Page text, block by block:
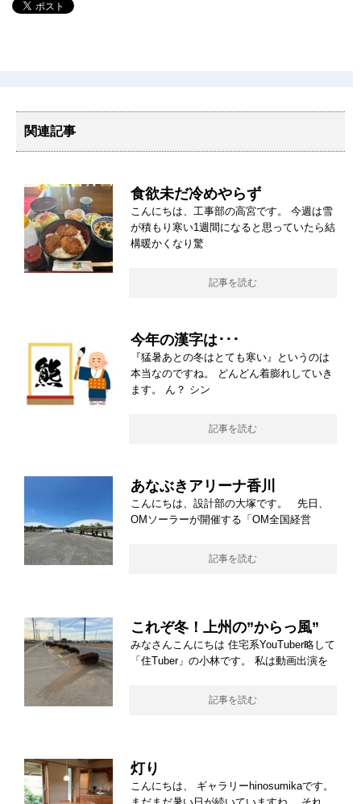
関連記事
食欲未だ冷めやらず
こんにちは、工事部の高宮です。 今週は雪
が積もり寒い1週間になると思っていたら結
構暖かくなり驚
記事を読む
今年の漢字は･･･
『猛暑あとの冬はとても寒い』というのは
本当なのですね。 どんどん着膨れしていき
ます。 ん？ シン
記事を読む
あなぶきアリーナ香川
こんにちは、設計部の大塚です。 先日、
OMソーラーが開催する「OM全国経営
記事を読む
これぞ冬！上州の”からっ風”
みなさんこんにちは 住宅系YouTuber略して
「住Tuber」の小林です。 私は動画出演を
記事を読む
灯り
こんにちは、 ギャラリーhinosumikaです。